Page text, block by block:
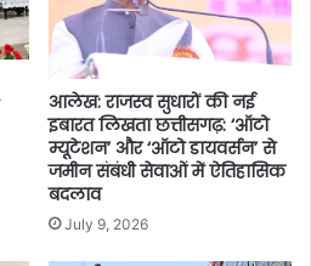
आलेख: ​राजस्व सुधारों की नई
इबारत लिखता छत्तीसगढ़: ‘ऑटो
म्यूटेशन’ और ‘ऑटो डायवर्सन’ से
जमीन संबंधी सेवाओं में ऐतिहासिक
बदलाव
July 9, 2026